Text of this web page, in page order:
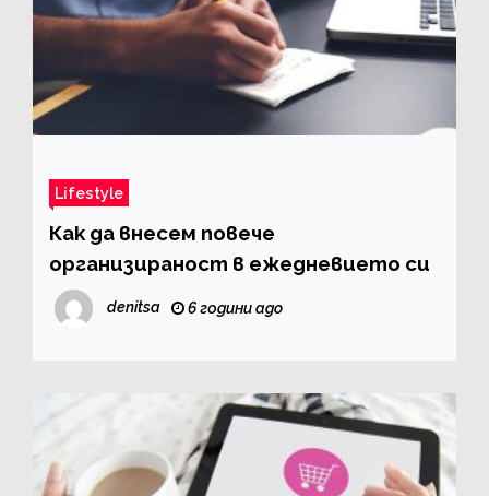
Lifestyle
Как да внесем повече
организираност в ежедневието си
denitsa 6 години ago